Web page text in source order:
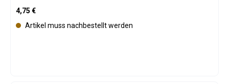
Regulärer Preis:
4,75 €
Artikel muss nachbestellt werden